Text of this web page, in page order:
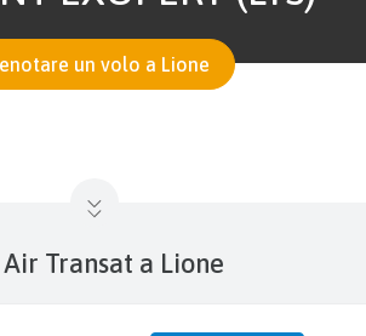
un volo a Lione
Air Transat a Lione